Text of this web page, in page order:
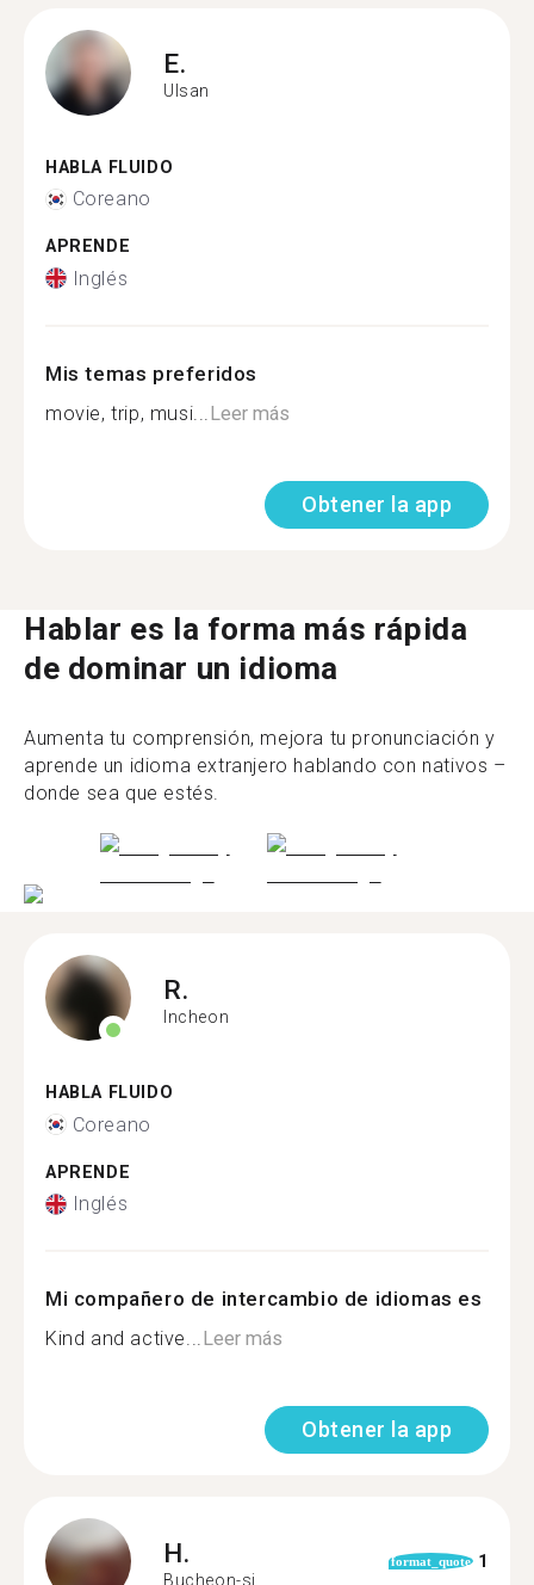
E.
Ulsan
HABLA FLUIDO
Coreano
APRENDE
Inglés
Mis temas preferidos
movie, trip, musi... Leer más
Obtener la app
Hablar es la forma más rápida
de dominar un idioma
Aumenta tu comprensión, mejora tu pronunciación y
aprende un idioma extranjero hablando con nativos –
donde sea que estés.
R.
Incheon
HABLA FLUIDO
Coreano
APRENDE
Inglés
Mi compañero de intercambio de idiomas es
Kind and active...Leer más
Obtener la app
H.
Bucheon-si
format_quote 1